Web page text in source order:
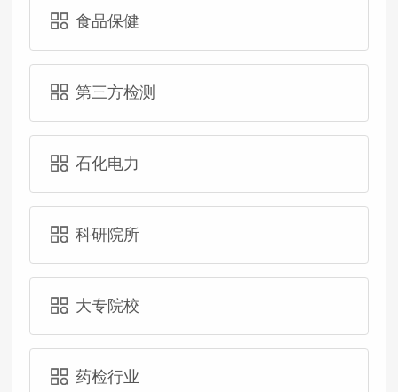
食品保健
第三方检测
石化电力
科研院所
大专院校
药检行业